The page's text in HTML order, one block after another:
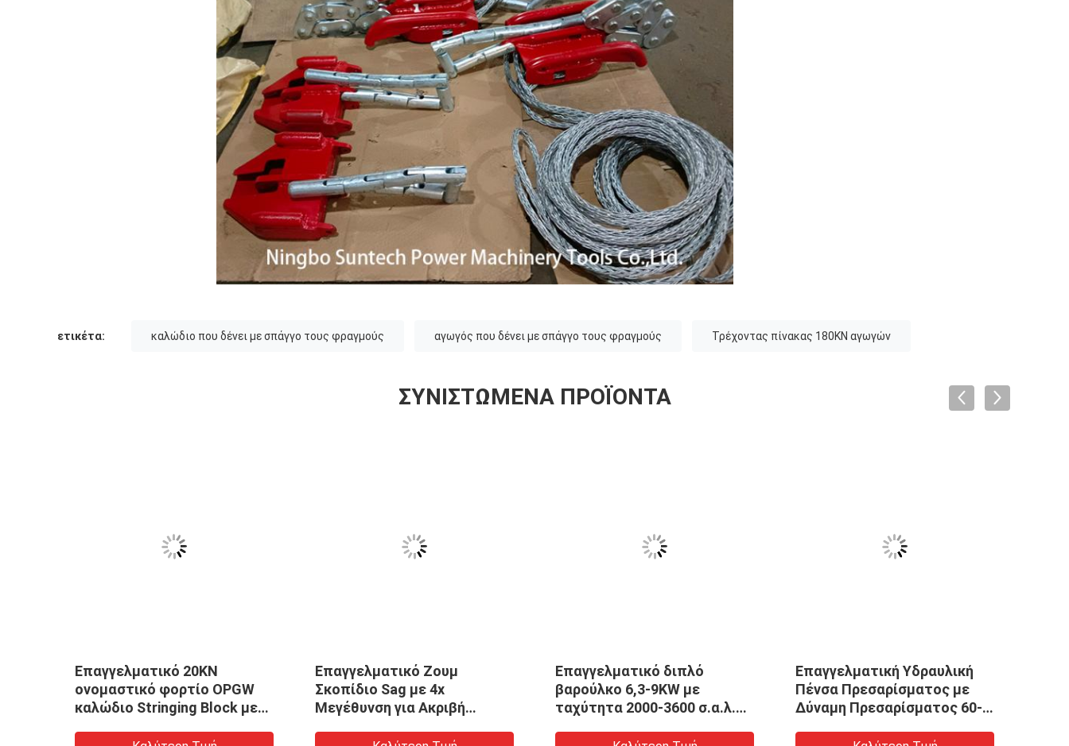
ετικέτα: καλώδιο που δένει με σπάγγο τους φραγμούς αγωγός που δένει με σπάγγο τους φραγμούς Τρέχοντας πίνακας 180KN αγωγών
ΣΥΝΙΣΤΏΜΕΝΑ ΠΡΟΪΌΝΤΑ
Επαγγελματικό 20KN
ονομαστικό φορτίο OPGW
καλώδιο Stringing Block με
Επαγγελματικό Ζουμ
Σκοπίδιο Sag με 4x
Μεγέθυνση για Ακριβή
Επαγγελματικό διπλό
βαρούλκο 6,3-9KW με
ταχύτητα 2000-3600 σ.α.λ.
Επαγγελματική Υδραυλική
Πένσα Πρεσαρίσματος με
Δύναμη Πρεσαρίσματος 60-